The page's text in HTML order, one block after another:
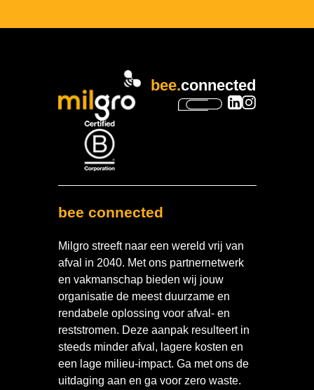
bee.connected
bee connected
Milgro streeft naar een wereld vrij van
afval in 2040. Met ons partnernetwerk
en vakmanschap bieden wij jouw
organisatie de meest duurzame en
rendabele oplossing voor afval- en
reststromen. Deze aanpak resulteert in
steeds minder afval, lagere kosten en
een lage milieu-impact. Ga met ons de
uitdaging aan en ga voor zero waste.